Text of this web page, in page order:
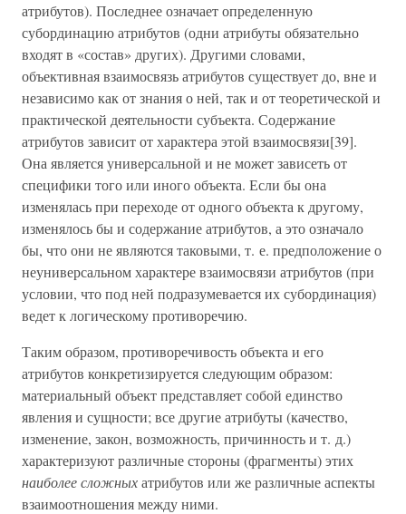
атрибутов). Последнее означает определенную
субординацию атрибутов (одни атрибуты обязательно
входят в «состав» других). Другими словами,
объективная взаимосвязь атрибутов существует до, вне и
независимо как от знания о ней, так и от теоретической и
практической деятельности субъекта. Содержание
атрибутов зависит от характера этой взаимосвязи[39].
Она является универсальной и не может зависеть от
специфики того или иного объекта. Если бы она
изменялась при переходе от одного объекта к другому,
изменялось бы и содержание атрибутов, а это означало
бы, что они не являются таковыми, т. е. предположение о
неуниверсальном характере взаимосвязи атрибутов (при
условии, что под ней подразумевается их субординация)
ведет к логическому противоречию.
Таким образом, противоречивость объекта и его
атрибутов конкретизируется следующим образом:
материальный объект представляет собой единство
явления и сущности; все другие атрибуты (качество,
изменение, закон, возможность, причинность и т. д.)
характеризуют различные стороны (фрагменты) этих
наиболее сложныхатрибутов или же различные аспекты
взаимоотношения между ними.